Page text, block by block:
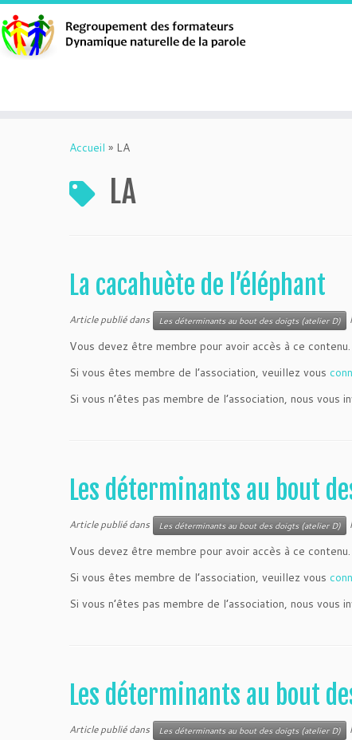
Accueil » LA
LA
La cacahuète de l’éléphant
Article publié dans Les déterminants au bout des doigts (atelier D)
Vous devez être membre pour avoir accès à ce contenu.
Si vous êtes membre de l’association, veuillez vous
Si vous n’êtes pas membre de l’association, nous vous
Les déterminants au bout
Article publié dans Les déterminants au bout des doigts (atelier D)
Vous devez être membre pour avoir accès à ce contenu.
Si vous êtes membre de l’association, veuillez vous
Si vous n’êtes pas membre de l’association, nous vous
Les déterminants au bout
Article publié dans Les déterminants au bout des doigts (atelier D)